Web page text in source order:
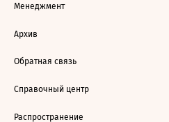
Менеджмент
Архив
Обратная связь
Справочный центр
Распространение